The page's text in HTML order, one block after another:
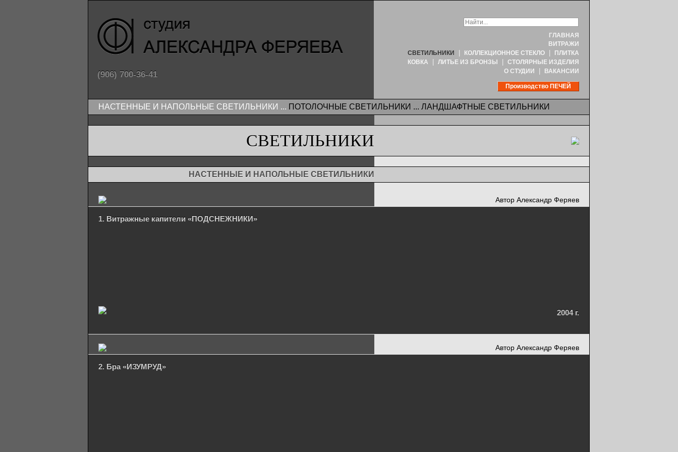
(906) 700-36-41
ГЛАВНАЯ
ВИТРАЖИ
СВЕТИЛЬНИКИ
КОЛЛЕКЦИОННОЕ СТЕКЛО
ПЛИТКА
КОВКА
ЛИТЬЕ ИЗ БРОНЗЫ
СТОЛЯРНЫЕ ИЗДЕЛИЯ
О СТУДИИ
ВАКАНСИИ
Производство ПЕЧЕЙ
НАСТЕННЫЕ И НАПОЛЬНЫЕ СВЕТИЛЬНИКИ ... ПОТОЛОЧНЫЕ СВЕТИЛЬНИКИ ... ЛАНДШАФТНЫЕ СВЕТИЛЬНИКИ
СВЕТИЛЬНИКИ
НАСТЕННЫЕ И НАПОЛЬНЫЕ СВЕТИЛЬНИКИ
Автор Александр Феряев
1. Витражные капители «ПОДСНЕЖНИКИ»
2004 г.
Автор Александр Феряев
2. Бра «ИЗУМРУД»